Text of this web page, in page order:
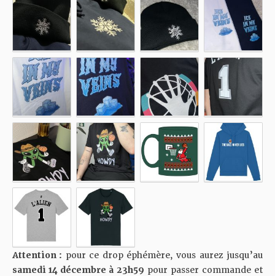
Attention : pour ce drop éphémère, vous aurez jusqu’au
samedi 14 décembre à 23h59 pour passer commande et